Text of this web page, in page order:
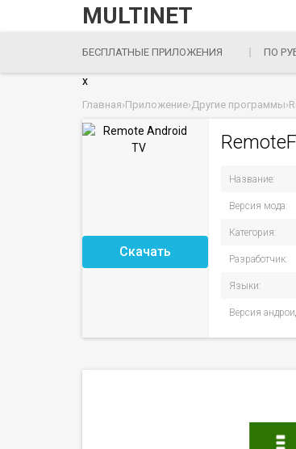
MULTINET
БЕСПЛАТНЫЕ ПРИЛОЖЕНИЯ ПО
x
Главная›Приложение›Другие программы›
Скачать
Название:
Версия мода:
Категория:
Разработчик:
Языки:
Версия